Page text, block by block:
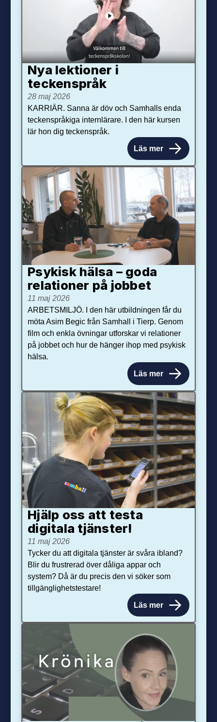
Nya lektioner i
teckenspråk
28 maj 2026
KARRIÄR. Sanna är döv och Samhalls enda
teckenspråkiga internlärare. I den här kursen
lär hon dig teckenspråk.
Läs mer
Psykisk hälsa – goda
relationer på jobbet
11 maj 2026
ARBETSMILJÖ. I den här utbildningen får du
möta Asim Begic från Samhall i Tierp. Genom
film och enkla övningar utforskar vi relationer
på jobbet och hur de hänger ihop med psykisk
hälsa.
Läs mer
Hjälp oss att testa
digitala tjänster!
11 maj 2026
Tycker du att digitala tjänster är svåra ibland?
Blir du frustrerad över dåliga appar och
system? Då är du precis den vi söker som
tillgänglighetstestare!
Läs mer